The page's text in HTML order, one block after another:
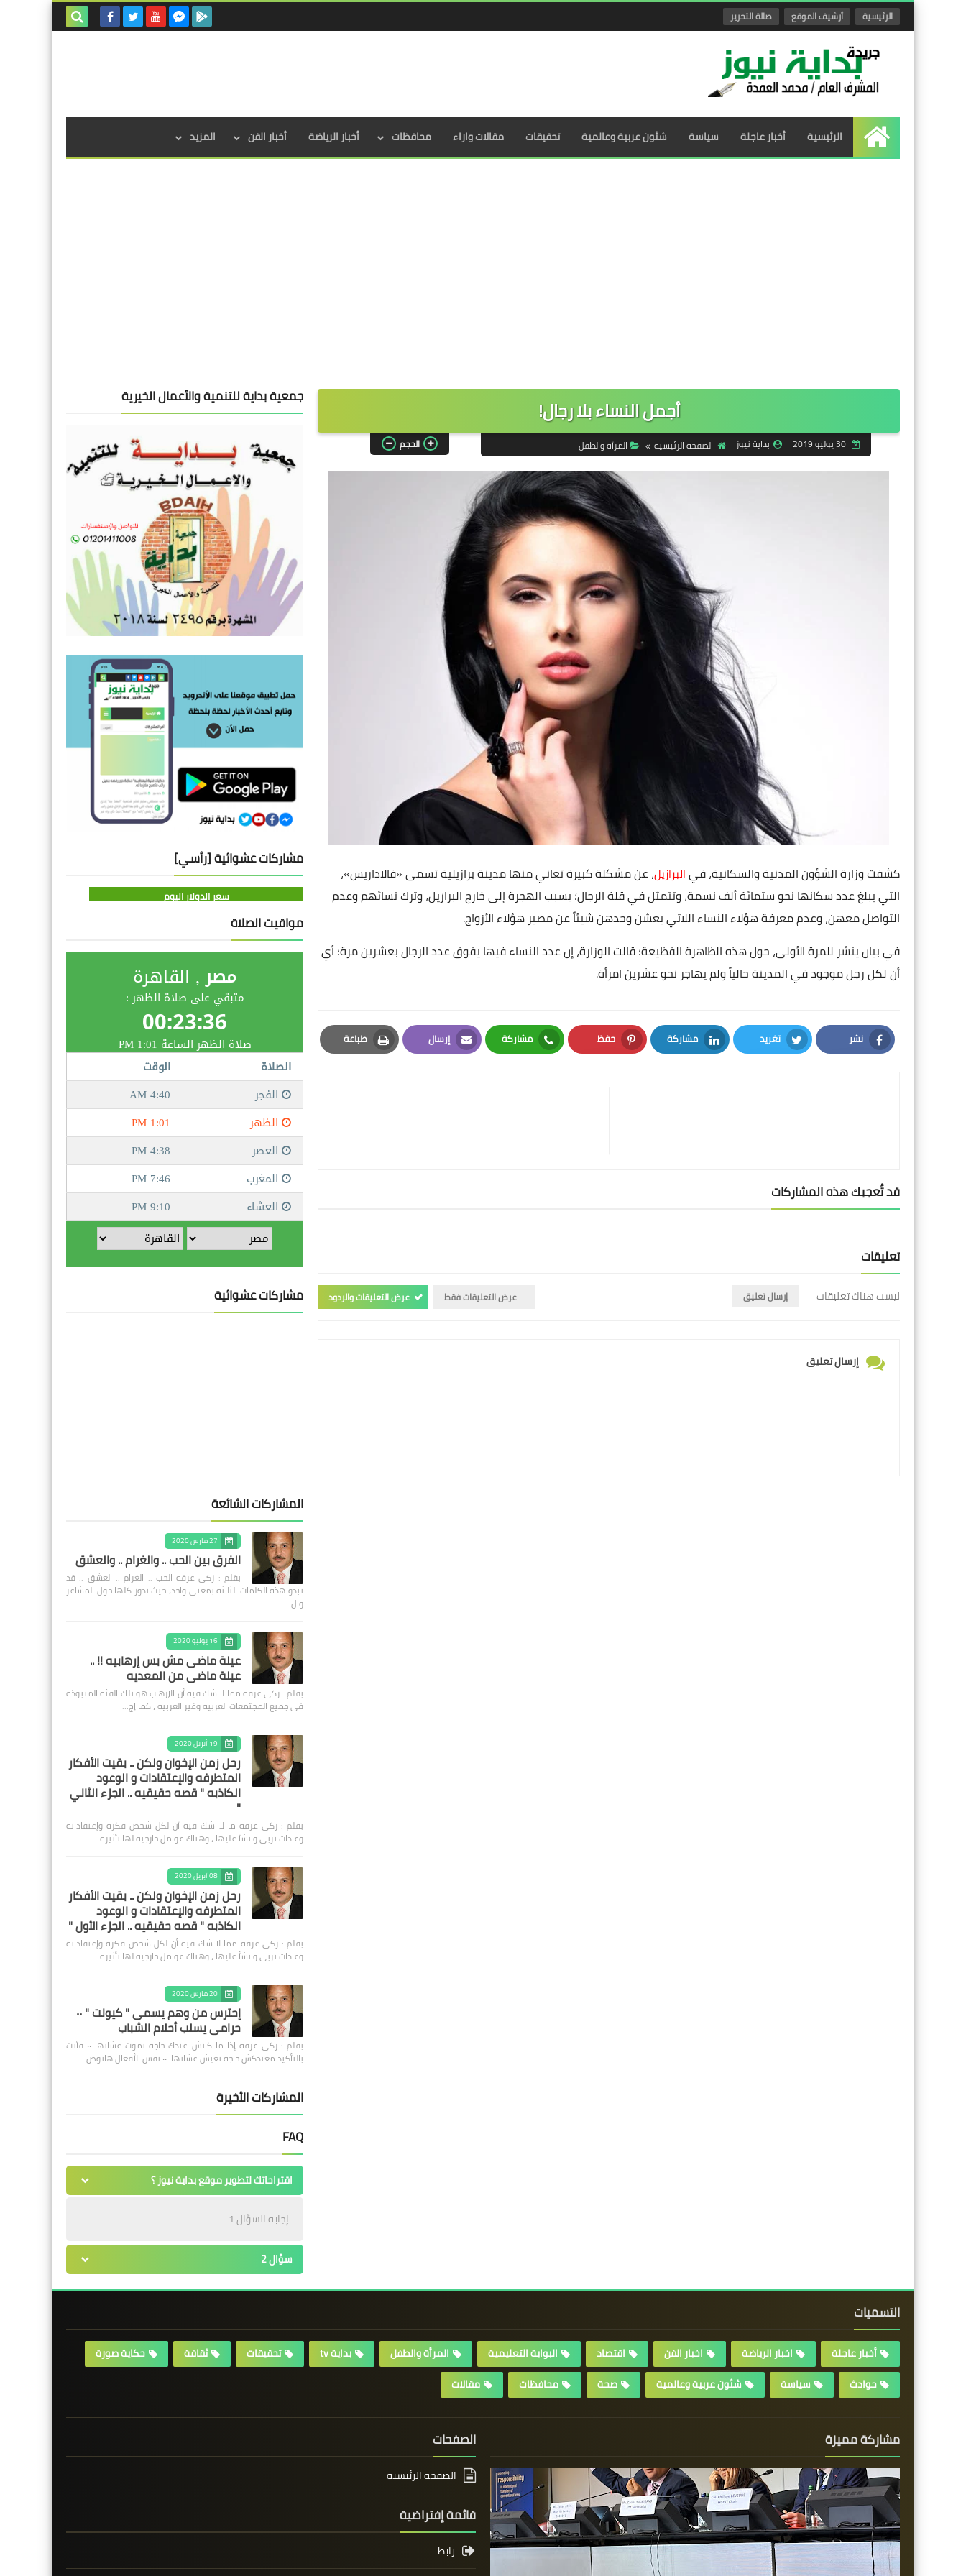
الرئيسية أرشيف الموقع صالة التحرير
الرئيسية
الرئيسية أخبار عاجلة سياسة شئون عربية وعالمية تحقيقات مقالات واراء محافظات أخبار الرياضة أخبار الفن المزيد
أجمل النساء بلا رجال!
30 يوليو 2019 بداية نيوز الصفحة الرئيسية المرأة والطفل الحجم
كشفت وزارة الشؤون المدنية والسكانية، فيالبرازيل، عن مشكلة كبيرة تعاني منها مدينة برازيلية تسمى «فالاداريس»،
التي يبلغ عدد سكانها نحو ستمائة ألف نسمة، وتتمثل في قلة الرجال؛ بسبب الهجرة إلى خارج البرازيل، وترك نسائهم وعدم
التواصل معهن، وعدم معرفة هؤلاء النساء اللاتي يعشن وحدهن شيئاً عن مصير هؤلاء الأزواج.
في بيان ينشر للمرة الأولى، حول هذه الظاهرة الفظيعة؛ قالت الوزارة، إن عدد النساء فيها يفوق عدد الرجال بعشرين مرة؛ أي
أن لكل رجل موجود في المدينة حالياً ولم يهاجر نحو عشرين امرأة.
نشر
Facebook
تغريد
Twitter
مشاركة
LinkedIn
حفظ
Pinterest
مشاركة
Whatsapp
إرسال
Email
طباعة
Print
قد تُعجبك هذه المشاركات
تعليقات
ليست هناك تعليقات إرسال تعليق عرض التعليقات فقط عرض التعليقات والردود
إرسال تعليق
جمعية بداية للتنمية والأعمال الخيرية
مشاركات عشوائية [رأسي]
سعر الدولار اليوم
مواقيت الصلاة
مشاركات عشوائية
المشاركات الشائعة
27 مارس 2020
الفرق بين الحب .. والغرام .. والعشق
بقلم : زكى عرفه الحب .. الغرام .. العشق .. قد
تبدو هذه الكلمات الثلاثه بمعنى واحد، حيث تدور كلها حول المشاعر
وال…
16 يوليو 2020
عيلة ماضى مش بس إرهابيه !! ..
عيلة ماضى من المعديه
بقلم : زكى عرفه مما لا شك فيه أن الإرهاب هو تلك الفئه المنبوذه
فى جميع المجتمعات العربيه وغير العربيه ، كما إج…
19 أبريل 2020
رحل زمن الإخوان ولكن .. بقيت الأفكار
المتطرفه والإعتقادات و الوعود
الكاذبه " قصه حقيقيه .. الجزء الثاني
"
بقلم : زكى عرفه ‎ما لا شك فيه أن لكل شخص فكره وإعتقاداته
وعادات تربى و نشأ عليها ، وهناك عوامل خارجيه لها تأثيره…
08 أبريل 2020
رحل زمن الإخوان ولكن .. بقيت الأفكار
المتطرفه والإعتقادات و الوعود
الكاذبه " قصه حقيقيه .. الجزء الأول "
بقلم : زكى عرفه مما لا شك فيه أن لكل شخص فكره وإعتقاداته
وعادات تربى و نشأ عليها ، وهناك عوامل خارجيه لها تأثيره…
20 مارس 2020
إحترس من وهم يسمى " كيونت " ٠٠
حرامى يسلب أحلام الشباب
بقلم : زكى عرفه ‎إذا ما كانش عندك حاجه تموت عشانها ٠٠ فأنت
بالتأكيد معندكش حاجه تعيش عشانها ٠٠ نفس الأفعال هاتوص…
المشاركات الأخيرة
FAQ
اقتراحاتك لتطوير موقع بداية نيوز ؟
إجابه السؤال 1
سؤال 2
التسميات
أخبار عاجلة اخبار الرياضة اخبار الفن اقتصاد البوابة التعليمية المرأة والطفل بداية tv تحقيقات ثقافة
حكاية صورة
حوادث
سياسة شئون عربية وعالمية صحة محافظات مقالات
مشاركة مميزة الصفحات
الصفحة الرئيسية
قائمة إفتراضية
رابط